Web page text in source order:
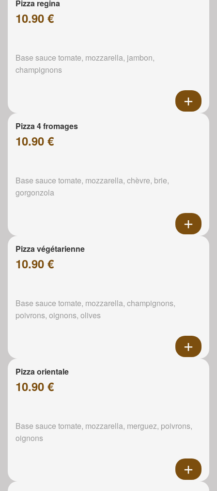
Pizza regina
10.90 €
Base sauce tomate, mozzarella, jambon,
champignons
Pizza 4 fromages
10.90 €
Base sauce tomate, mozzarella, chèvre, brie,
gorgonzola
Pizza végétarienne
10.90 €
Base sauce tomate, mozzarella, champignons,
poivrons, oignons, olives
Pizza orientale
10.90 €
Base sauce tomate, mozzarella, merguez, poivrons,
oignons